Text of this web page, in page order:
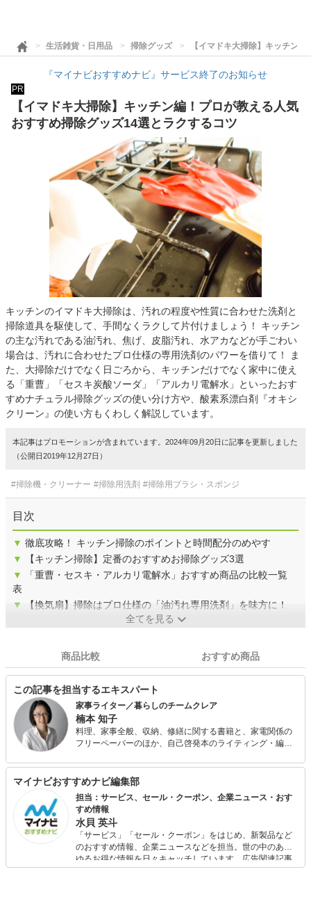
生活雑貨・日用品 掃除グッズ 【イマドキ大掃除】キッチン
『マイナビおすすめナビ』サービス終了のお知らせ
PR
【イマドキ大掃除】キッチン編！プロが教える人気
おすすめ掃除グッズ14選とラクするコツ
キッチンのイマドキ大掃除は、汚れの程度や性質に合わせた洗剤と
掃除道具を駆使して、手間なくラクして片付けましょう！ キッチン
の主な汚れである油汚れ、焦げ、皮脂汚れ、水アカなどが手ごわい
場合は、汚れに合わせたプロ仕様の専用洗剤のパワーを借りて！ ま
た、大掃除だけでなく日ごろから、キッチンだけでなく家中に使え
る「重曹」「セスキ炭酸ソーダ」「アルカリ電解水」といったおす
すめナチュラル掃除グッズの使い分け方や、酸素系漂白剤『オキシ
クリーン』の使い方もくわしく解説しています。
本記事はプロモーションが含まれています。2024年09月20日に記事を更新しました
（公開日2019年12月27日）
#掃除機・クリーナー #掃除用洗剤 #掃除用ブラシ・スポンジ
目次
▼ 徹底攻略！ キッチン掃除のポイントと時間配分のめやす
▼
【キッチン掃除】定番のおすすめお掃除グッズ3選
▼
「重曹・セスキ・アルカリ電解水」おすすめ商品の比較一覧
表
▼
【換気扇】掃除はプロ仕様の「油汚れ専用洗剤」を味方に！
全てを見る
商品比較 おすすめ商品
この記事を担当するエキスパート
家事ライター／暮らしのチームクレア
楠本 知子
料理、家事全般、収納、修繕に関する書籍と、家電関係の
フリーペーパーのほか、自己啓発本のライティング・編集
集・ライティング協力した書籍に、『お金をかけずにおう
ちでごはん宣言』（幻冬舎）、『転ばぬ先の玉手箱－こん
な工夫、あんな知恵』（万来舎）、『自分で直す・繕う・
手入れする 暮らしの修繕術』（万来舎）など。 趣味は温泉
と読書とビール。
マイナビおすすめナビ編集部
担当：サービス、セール・クーポン、企業ニュース・おす
すめ情報
水貝 英斗
「サービス」「セール・クーポン」をはじめ、新製品など
のおすすめ情報、企業ニュースなどを担当。世の中のあら
ゆるお得な情報を日々キャッチしています。広告関連記事
の制作にも携わり、SEOの知見を活かし商品販促のプラン